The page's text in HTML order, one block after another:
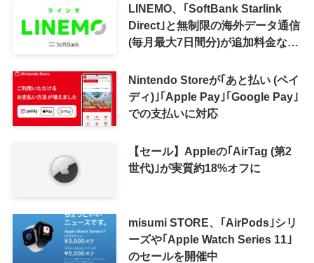
LINEMO、｢SoftBank Starlink
Direct｣と無制限の海外データ通信
(毎月最大7日間分)が追加料金なし
Nintendo Storeが｢あと払い (ペイ
ディ)｣｢Apple Pay｣｢Google Pay｣
での支払いに対応
【セール】Appleの｢AirTag (第2
世代)｣が実質約18%オフに
misumi STORE、｢AirPods｣シリ
ーズや｢Apple Watch Series 11｣
のセールを開催中